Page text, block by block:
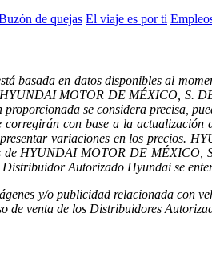
de quejas El viaje es por ti
basada en datos disponibles al
MOTOR DE MÉXICO, S.
se considera precisa,
con base a la
variaciones en los
HYUNDAI MOTOR DE MÉXICO,
Autorizado Hyundai se
y/o publicidad relacionada con
venta de los Distribuidores